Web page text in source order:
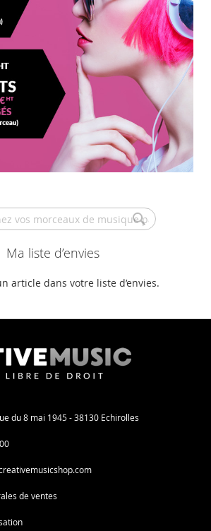
Ma liste d’envies
article dans votre liste d’envies.
du 8 mai 1945 - 38130 Echirolles
de ventes